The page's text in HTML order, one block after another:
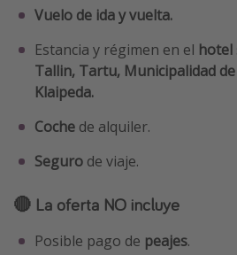
Vuelo de ida y vuelta.
Estancia y régimen en el hotel
Tallin, Tartu, Municipalidad
Klaipeda.
Coche de alquiler.
Seguro de viaje.
🔴 La oferta NO incluye
Posible pago de peajes.